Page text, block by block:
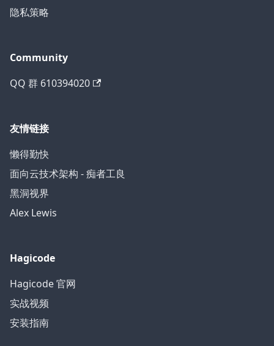
隐私策略
Community
QQ 群 610394020
友情链接
懒得勤快
面向云技术架构 - 痴者工良
黑洞视界
Alex Lewis
Hagicode
Hagicode 官网
实战视频
安装指南